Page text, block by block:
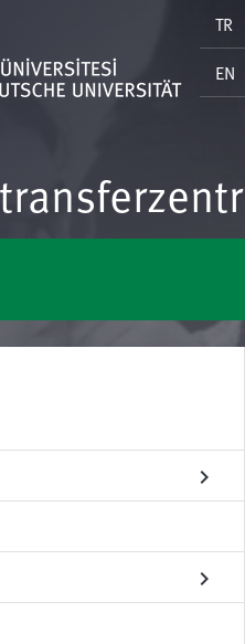
TR
EN
chevron_right
chevron_right